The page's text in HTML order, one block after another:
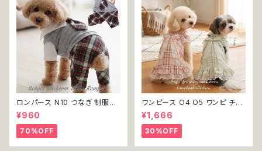
ロンパース N10 つなぎ 制服風
チェック柄 グレー 灰色 コスチュ
ーム コスプレ ドッグウェア dog
犬 猫 ペット 服 犬服 洋服 オシ
ャレ かわいい 小型犬 返品交換
不可
¥960
70%OFF
ワンピース O4 O5 ワンピ チェ
ック プリーツ レース 女の子 犬
犬服 小型 猫 服 洋服 ペット do
g ドッグウェア おしゃれ かわい
い 返品交換不可
¥1,666
30%OFF